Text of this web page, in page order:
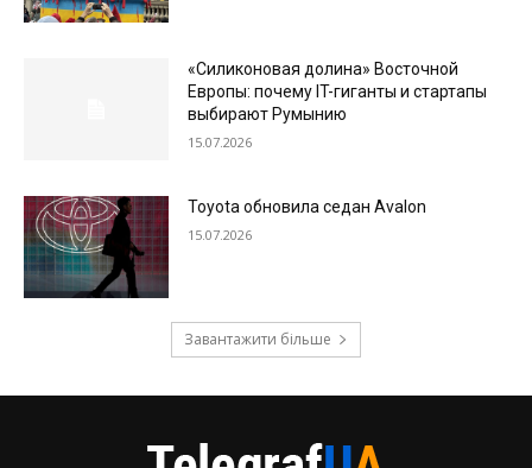
«Силиконовая долина» Восточной
Европы: почему IT-гиганты и стартапы
выбирают Румынию
15.07.2026
Toyota обновила седан Avalon
15.07.2026
Завантажити більше